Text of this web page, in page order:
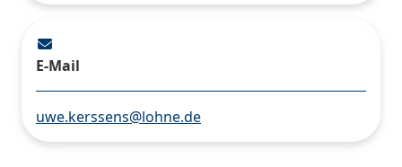
E-Mail
uwe.kerssens@lohne.de